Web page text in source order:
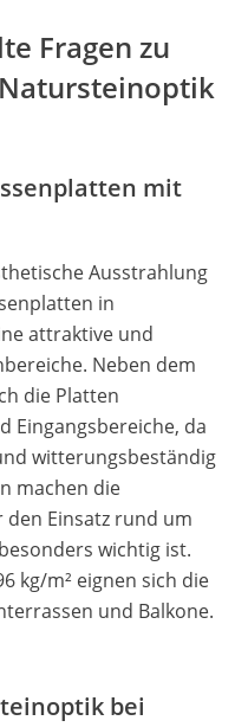
Fragen zu
mit
Ausstrahlung
in
attraktive und
Neben dem
die Platten
Eingangsbereiche, da
witterungsbeständig
machen die
Einsatz rund um
wichtig ist.
kg/m² eignen sich die
und Balkone.
bei